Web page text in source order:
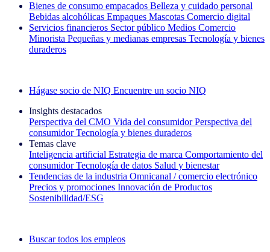
Bienes de consumo empacados Belleza y cuidado personal
Bebidas alcohólicas Empaques Mascotas Comercio digital
Servicios financieros Sector público Medios Comercio
Minorista Pequeñas y medianas empresas Tecnología y bienes
duraderos
Hágase socio de NIQ Encuentre un socio NIQ
Insights destacados
Perspectiva del CMO Vida del consumidor Perspectiva del
consumidor Tecnología y bienes duraderos
Temas clave
Inteligencia artificial Estrategia de marca Comportamiento del
consumidor Tecnología de datos Salud y bienestar
Tendencias de la industria Omnicanal / comercio electrónico
Precios y promociones Innovación de Productos
Sostenibilidad/ESG
Buscar todos los empleos